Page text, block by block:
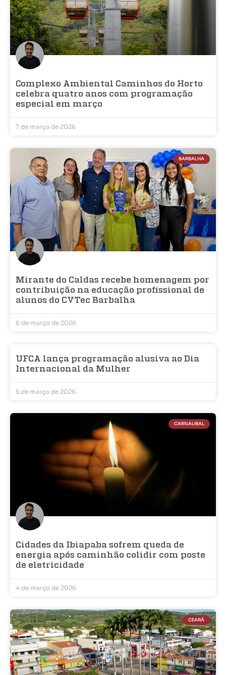
Complexo Ambiental Caminhos do Horto
celebra quatro anos com programação
especial em março
7 de março de 2026
BARBALHA
Mirante do Caldas recebe homenagem por
contribuição na educação profissional de
alunos do CVTec Barbalha
6 de março de 2026
UFCA lança programação alusiva ao Dia
Internacional da Mulher
5 de março de 2026
CARNAUBAL
Cidades da Ibiapaba sofrem queda de
energia após caminhão colidir com poste
de eletricidade
4 de março de 2026
CEARÁ